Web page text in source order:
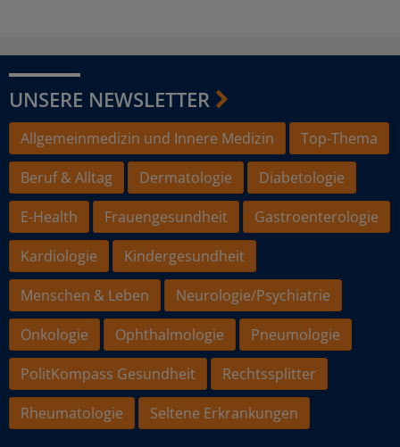
UNSERE NEWSLETTER
Allgemeinmedizin und Innere Medizin
Top-Thema
Beruf & Alltag
Dermatologie
Diabetologie
E-Health
Frauengesundheit
Gastroenterologie
Kardiologie
Kindergesundheit
Menschen & Leben
Neurologie/Psychiatrie
Onkologie
Ophthalmologie
Pneumologie
PolitKompass Gesundheit
Rechtssplitter
Rheumatologie
Seltene Erkrankungen